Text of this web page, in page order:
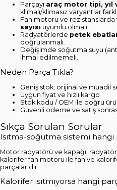
Parçayı araç motor tipi, yıl
klimalı/klimasız varyantlar
Fan motoru ve rezistanslarda
sayısı uyumlu olmalı.
Radyatörlerde petek
doğrulanmalı.
Değişimde soğutma suyu
ihmal edilmemeli.
Neden Parça Tıkla?
Geniş stok; orijinal ve muadil
Uygun fiyat ve hızlı kargo
Stok kodu / OEM ile doğru
Güvenli ödeme ve satış
Sıkça Sorulan Sorular
Isıtma-soğutma sistemi hangi
Motor radyatörü ve kapağı,
kalorifer fan motoru ile fan ve
parçalarıdır.
Kalorifer ısıtmıyorsa hangi